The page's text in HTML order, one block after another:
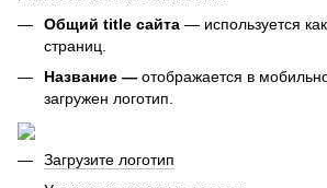
Общий title сайта — используется
страниц.
Название — отображается в
загружен логотип.
Загрузите логотип